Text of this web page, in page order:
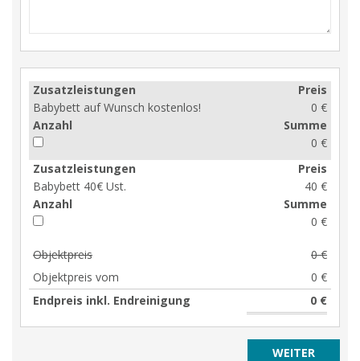
Zusatzleistungen
Babybett auf Wunsch kostenlos!
Preis
0 €
Anzahl
Summe
0 €
Zusatzleistungen
Babybett 40€ Ust.
Preis
40 €
Anzahl
Summe
0 €
Objektpreis
0 €
Objektpreis vom
0 €
Endpreis inkl. Endreinigung
0 €